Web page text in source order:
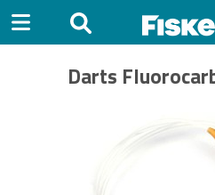
Darts